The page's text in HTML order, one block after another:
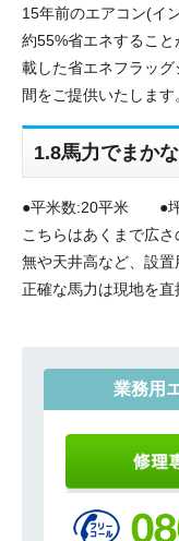
15年前のエアコン(イ
約55%省エネするこ
載した省エネフラッ
間をご提供いたします
1.8馬力でまか
●平米数:20平米 ●
こちらはあくまで広
無や天井高など、設置
正確な馬力は現地を直
業務用